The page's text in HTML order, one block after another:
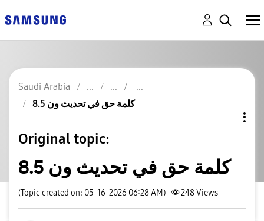
Saudi Arabia
كلمة حق في تحديث ون 8.5
Original topic:
كلمة حق في تحديث ون 8.5
(Topic created on: 05-16-2026 06:28 AM) 248Views